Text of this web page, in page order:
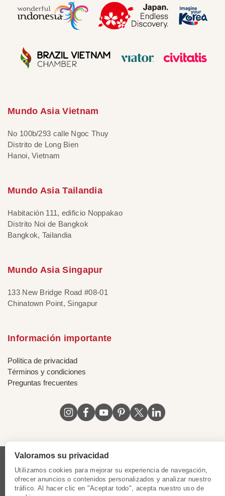
Mundo Asia Vietnam
No 100b/293 calle Ngoc Thuy
Distrito de Long Bien
Hanoi, Vietnam
Mundo Asia Tailandia
Habitación 111, edificio Noppakao
Distrito Noi de Bangkok
Bangkok, Tailandia
Mundo Asia Singapur
133 New Bridge Road #08-01
Chinatown Point, Singapur
Información importante
Política de privacidad
Términos y condiciones
Preguntas frecuentes
Licencia de Vietnam | Certificado de Singapur
|
Certificado de Hong Kong, China | Certificado de Chile |
Certificado de Peru | Certificado de Mexico |
Valoramos su privacidad
Utilizamos cookies para mejorar su experiencia de navegación,
ofrecer anuncios o contenidos personalizados y analizar nuestro
tráfico. Al hacer clic en "Aceptar todo", acepta nuestro uso de